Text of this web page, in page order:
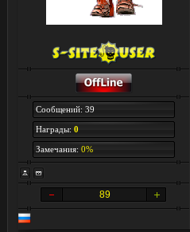
Сообщений: 39
Награды: 0
Замечания: 0%
89